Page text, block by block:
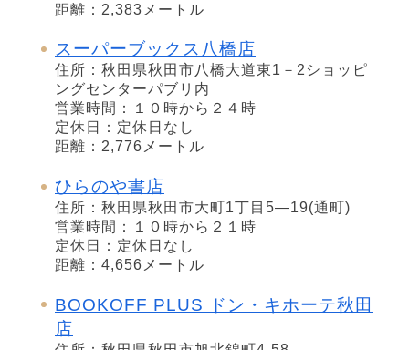
距離：2,383メートル
スーパーブックス八橋店
住所：秋田県秋田市八橋大道東1－2ショッピ
ングセンターパブリ内
営業時間：１０時から２４時
定休日：定休日なし
距離：2,776メートル
ひらのや書店
住所：秋田県秋田市大町1丁目5―19(通町)
営業時間：１０時から２１時
定休日：定休日なし
距離：4,656メートル
BOOKOFF PLUS ドン・キホーテ秋田
店